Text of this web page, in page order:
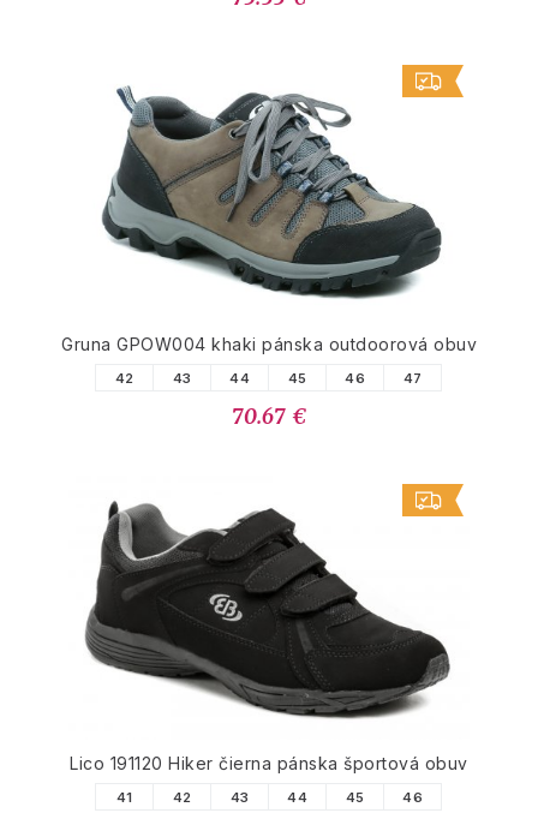
Gruna GPOW004 khaki pánska outdoorová obuv
42 43 44 45 46 47
70.67 €
Lico 191120 Hiker čierna pánska športová obuv
41 42 43 44 45 46